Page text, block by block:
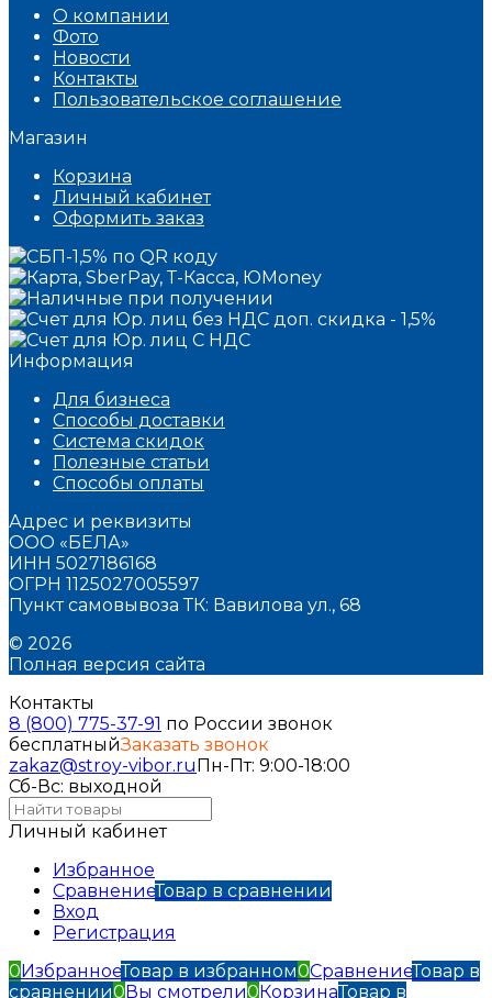
О компании
Фото
Новости
Контакты
Пользовательское соглашение
Магазин
Корзина
Личный кабинет
Оформить заказ
Информация
Для бизнеса
Способы доставки
Система скидок
Полезные статьи
Способы оплаты
Адрес и реквизиты
ООО «БЕЛА»
ИНН 5027186168
ОГРН 1125027005597
Пункт самовывоза ТК: Вавилова ул., 68
© 2026
Полная версия сайта
Контакты
8 (800) 775-37-91 по России звонок
бесплатныйЗаказать звонок
zakaz@stroy-vibor.ruПн-Пт: 9:00-18:00
Сб-Вс: выходной
Личный кабинет
Избранное
СравнениеТовар в сравнении
Вход
Регистрация
0ИзбранноеТовар в избранном0СравнениеТовар в
сравнении0Вы смотрели0КорзинаТовар в